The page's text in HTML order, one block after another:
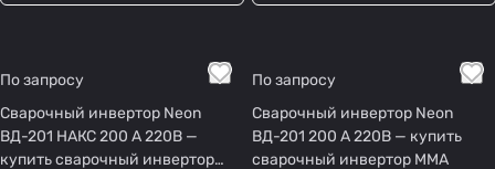
По запросу
Сварочный инвертор Neon
ВД-201 НАКС 200 А 220В —
купить сварочный инвертор
По запросу
Сварочный инвертор Neon
ВД-201 200 А 220В — купить
сварочный инвертор MMA